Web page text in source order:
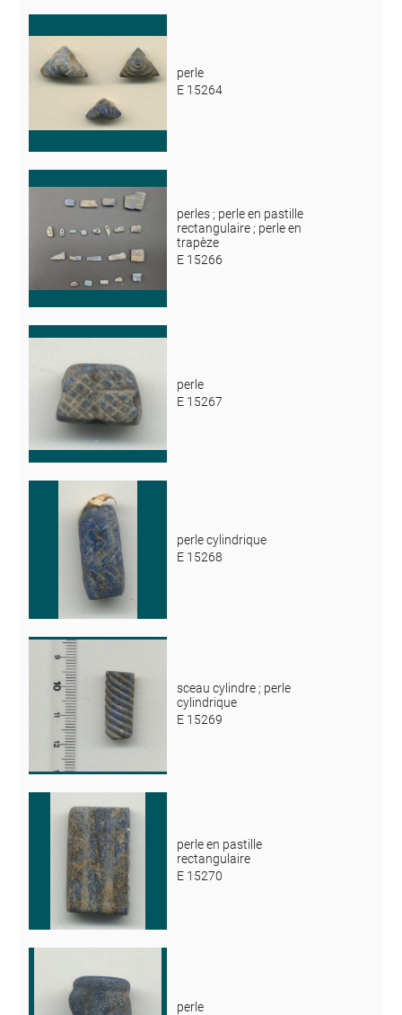
perle
E 15264
perles ; perle en pastille
rectangulaire ; perle en
trapèze
E 15266
perle
E 15267
perle cylindrique
E 15268
sceau cylindre ; perle
cylindrique
E 15269
perle en pastille
rectangulaire
E 15270
perle